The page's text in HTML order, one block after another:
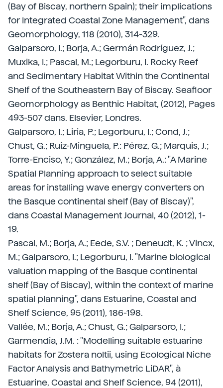
(Bay of Biscay, northern Spain); their implications
for Integrated Coastal Zone Management", dans
Geomorphology, 118 (2010), 314-329.
Galparsoro, I.; Borja, A.; Germán Rodríguez, J.;
Muxika, I.; Pascal, M.; Legorburu, I. Rocky Reef
and Sedimentary Habitat Within the Continental
Shelf of the Southeastern Bay of Biscay. Seafloor
Geomorphology as Benthic Habitat, (2012), Pages
493-507 dans. Elsevier, Londres.
Galparsoro, I.; Liria, P.; Legorburu, I.; Cond, J.;
Chust, G.; Ruiz-Minguela, P.: Pérez, G.; Marquis, J.;
Torre-Enciso, Y.; González, M.; Borja, A.: "A Marine
Spatial Planning approach to select suitable
areas for installing wave energy converters on
the Basque continental shelf (Bay of Biscay)",
dans Coastal Management Journal, 40 (2012), 1-
19.
Pascal, M.; Borja, A.; Eede, S.V. ; Deneudt, K. ; Vincx,
M.; Galparsoro, I.; Legorburu, I. "Marine biological
valuation mapping of the Basque continental
shelf (Bay of Biscay), within the context of marine
spatial planning", dans Estuarine, Coastal and
Shelf Science, 95 (2011), 186-198.
Vallée, M.; Borja, A.; Chust, G.; Galparsoro, I.;
Garmendia, J.M. : "Modelling suitable estuarine
habitats for Zostera noltii, using Ecological Niche
Factor Analysis and Bathymetric LiDAR", à
Estuarine, Coastal and Shelf Science, 94 (2011),